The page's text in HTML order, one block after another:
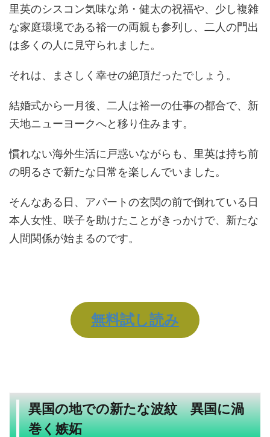
里英のシスコン気味な弟・健太の祝福や、少し複雑
な家庭環境である裕一の両親も参列し、二人の門出
は多くの人に見守られました。
それは、まさしく幸せの絶頂だったでしょう。
結婚式から一月後、二人は裕一の仕事の都合で、新
天地ニューヨークへと移り住みます。
慣れない海外生活に戸惑いながらも、里英は持ち前
の明るさで新たな日常を楽しんでいました。
そんなある日、アパートの玄関の前で倒れている日
本人女性、咲子を助けたことがきっかけで、新たな
人間関係が始まるのです。
無料試し読み
異国の地での新たな波紋 異国に渦
巻く嫉妬